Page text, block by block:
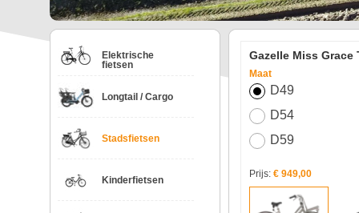
Elektrische
fietsen
Longtail / Cargo
Stadsfietsen
Kinderfietsen
Gazelle Miss Grace
Maat
D49
D54
D59
Prijs: € 949,00